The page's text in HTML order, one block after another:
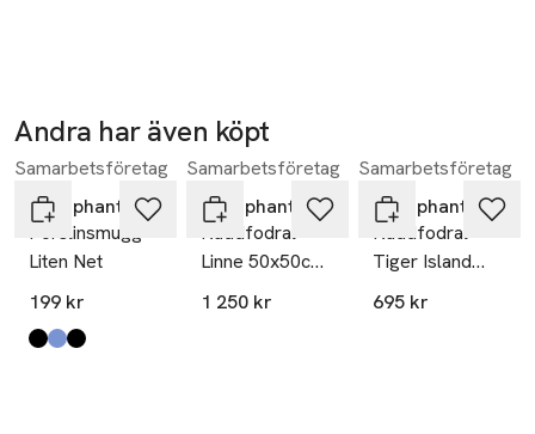
Andra har även köpt
Hoppa över bildspelet
Samarbetsföretag
Littlephant
Porslinsmugg
Liten Net
199 kr
Produkten finns i färgerna:
riviera svart
blå,
svart,
Samarbetsföretag
Littlephant
Kuddfodral
Linne 50x50cm
- Wild At Heart -
1 250 kr
Samarbetsföretag
Littlephant
Kuddfodral
Tiger Island
50x50cm Grå
695 kr